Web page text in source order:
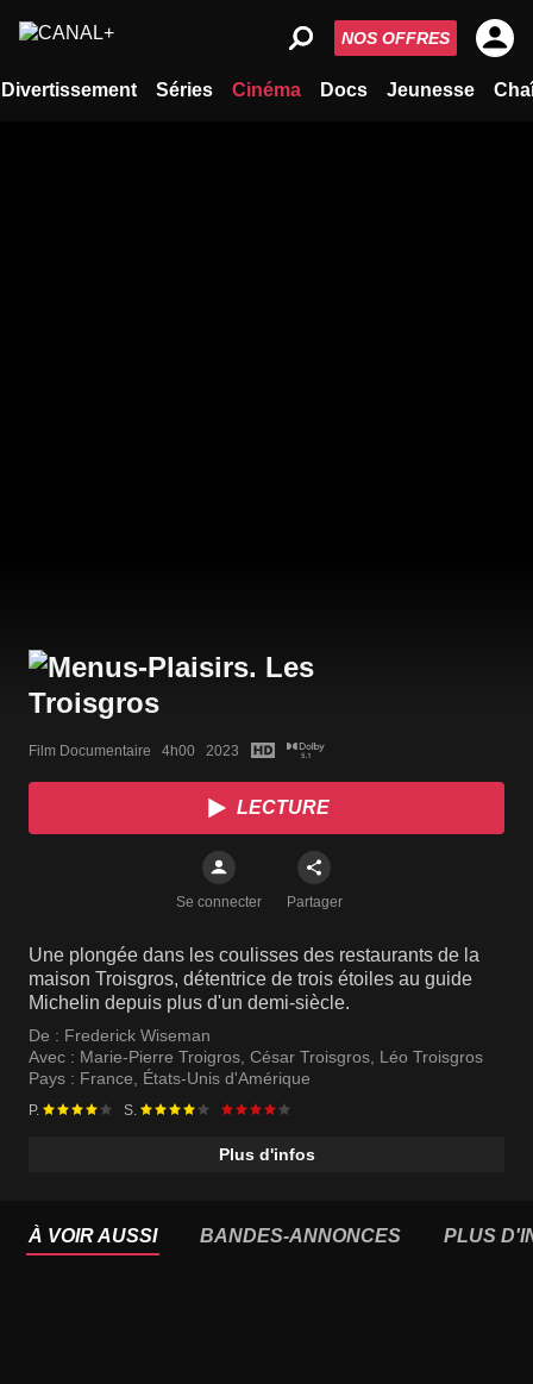
Divertissement Séries Cinéma Docs Jeunesse
NOS OFFRES
Film Documentaire   4h00   2023
LECTURE
Se connecter Partager
Une plongée dans les coulisses des restaurants de la
maison Troisgros, détentrice de trois étoiles au guide
Michelin depuis plus d'un demi-siècle.
De : Frederick Wiseman
Avec : Marie-Pierre Troigros, César Troisgros, Léo Troisgros
Pays : France, États-Unis d'Amérique
P. S.
Plus d'infos
À VOIR AUSSI BANDES-ANNONCES PLUS